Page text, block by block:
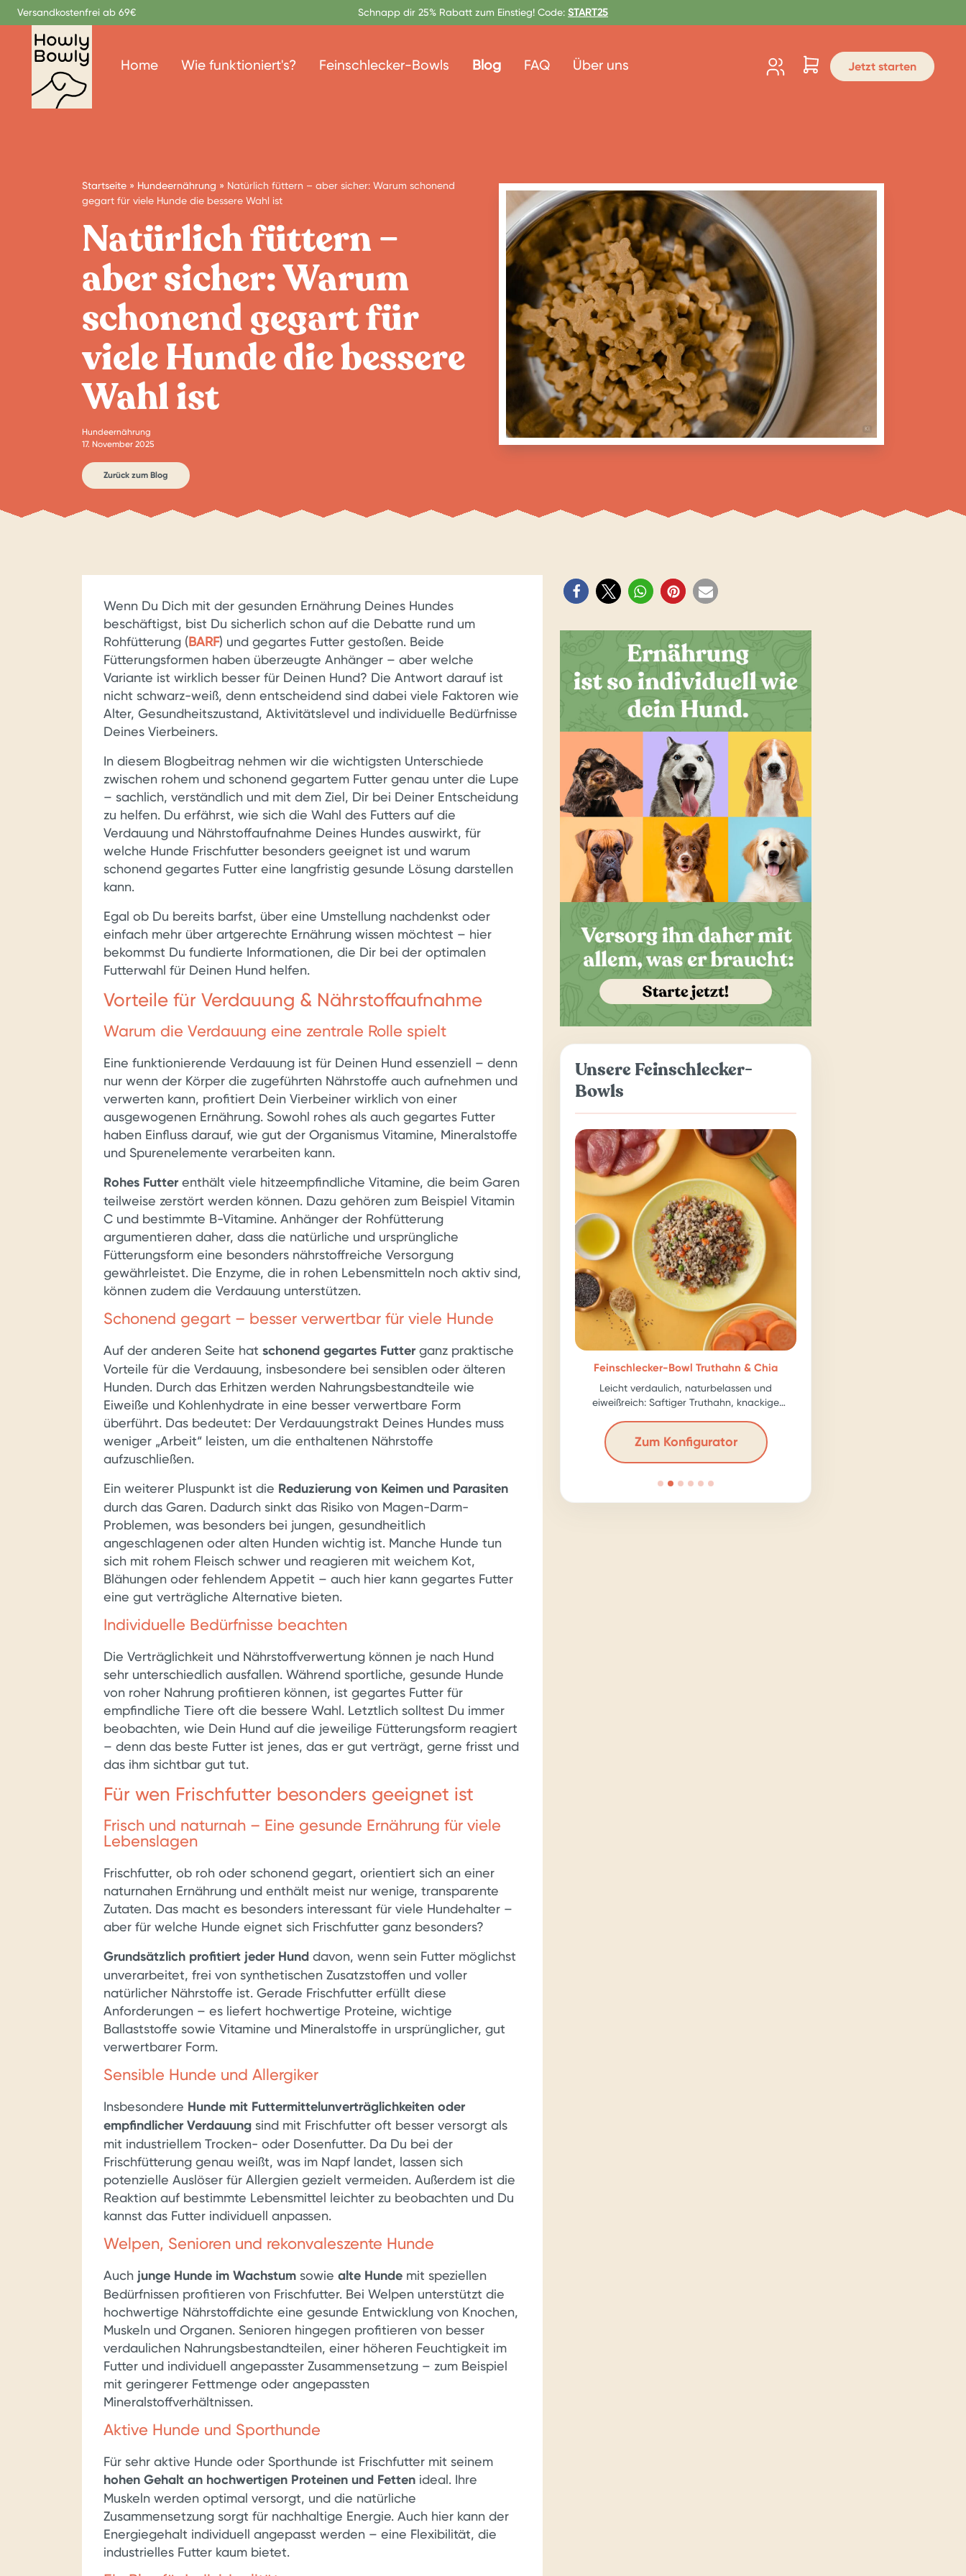
Zum Inhalt springen
Versandkostenfrei ab 69€ Schnapp dir 25% Rabatt zum Einstieg! Code: START25
Home Wie funktioniert's? Feinschlecker-Bowls Blog FAQ Über uns Jetzt starten
Startseite » Hundeernährung » Natürlich füttern – aber sicher: Warum schonend
gegart für viele Hunde die bessere Wahl ist
Natürlich füttern –
aber sicher: Warum
schonend gegart für
viele Hunde die bessere
Wahl ist
Hundeernährung
17. November 2025
Zurück zum Blog
KI
Wenn Du Dich mit der gesunden Ernährung Deines Hundes
beschäftigst, bist Du sicherlich schon auf die Debatte rund um
Rohfütterung (BARF) und gegartes Futter gestoßen. Beide
Fütterungsformen haben überzeugte Anhänger – aber welche
Variante ist wirklich besser für Deinen Hund? Die Antwort darauf ist
nicht schwarz-weiß, denn entscheidend sind dabei viele Faktoren wie
Alter, Gesundheitszustand, Aktivitätslevel und individuelle Bedürfnisse
Deines Vierbeiners.
In diesem Blogbeitrag nehmen wir die wichtigsten Unterschiede
zwischen rohem und schonend gegartem Futter genau unter die Lupe
– sachlich, verständlich und mit dem Ziel, Dir bei Deiner Entscheidung
zu helfen. Du erfährst, wie sich die Wahl des Futters auf die
Verdauung und Nährstoffaufnahme Deines Hundes auswirkt, für
welche Hunde Frischfutter besonders geeignet ist und warum
schonend gegartes Futter eine langfristig gesunde Lösung darstellen
kann.
Egal ob Du bereits barfst, über eine Umstellung nachdenkst oder
einfach mehr über artgerechte Ernährung wissen möchtest – hier
bekommst Du fundierte Informationen, die Dir bei der optimalen
Futterwahl für Deinen Hund helfen.
Vorteile für Verdauung & Nährstoffaufnahme
Warum die Verdauung eine zentrale Rolle spielt
Eine funktionierende Verdauung ist für Deinen Hund essenziell – denn
nur wenn der Körper die zugeführten Nährstoffe auch aufnehmen und
verwerten kann, profitiert Dein Vierbeiner wirklich von einer
ausgewogenen Ernährung. Sowohl rohes als auch gegartes Futter
haben Einfluss darauf, wie gut der Organismus Vitamine, Mineralstoffe
und Spurenelemente verarbeiten kann.
Rohes Futter enthält viele hitzeempfindliche Vitamine, die beim Garen
teilweise zerstört werden können. Dazu gehören zum Beispiel Vitamin
C und bestimmte B-Vitamine. Anhänger der Rohfütterung
argumentieren daher, dass die natürliche und ursprüngliche
Fütterungsform eine besonders nährstoffreiche Versorgung
gewährleistet. Die Enzyme, die in rohen Lebensmitteln noch aktiv sind,
können zudem die Verdauung unterstützen.
Schonend gegart – besser verwertbar für viele Hunde
Auf der anderen Seite hat schonend gegartes Futter ganz praktische
Vorteile für die Verdauung, insbesondere bei sensiblen oder älteren
Hunden. Durch das Erhitzen werden Nahrungsbestandteile wie
Eiweiße und Kohlenhydrate in eine besser verwertbare Form
überführt. Das bedeutet: Der Verdauungstrakt Deines Hundes muss
weniger „Arbeit“ leisten, um die enthaltenen Nährstoffe
aufzuschließen.
Ein weiterer Pluspunkt ist die Reduzierung von Keimen und Parasiten
durch das Garen. Dadurch sinkt das Risiko von Magen-Darm-
Problemen, was besonders bei jungen, gesundheitlich
angeschlagenen oder alten Hunden wichtig ist. Manche Hunde tun
sich mit rohem Fleisch schwer und reagieren mit weichem Kot,
Blähungen oder fehlendem Appetit – auch hier kann gegartes Futter
eine gut verträgliche Alternative bieten.
Individuelle Bedürfnisse beachten
Die Verträglichkeit und Nährstoffverwertung können je nach Hund
sehr unterschiedlich ausfallen. Während sportliche, gesunde Hunde
von roher Nahrung profitieren können, ist gegartes Futter für
empfindliche Tiere oft die bessere Wahl. Letztlich solltest Du immer
beobachten, wie Dein Hund auf die jeweilige Fütterungsform reagiert
– denn das beste Futter ist jenes, das er gut verträgt, gerne frisst und
das ihm sichtbar gut tut.
Für wen Frischfutter besonders geeignet ist
Frisch und naturnah – Eine gesunde Ernährung für viele
Lebenslagen
Frischfutter, ob roh oder schonend gegart, orientiert sich an einer
naturnahen Ernährung und enthält meist nur wenige, transparente
Zutaten. Das macht es besonders interessant für viele Hundehalter –
aber für welche Hunde eignet sich Frischfutter ganz besonders?
Grundsätzlich profitiert jeder Hund davon, wenn sein Futter möglichst
unverarbeitet, frei von synthetischen Zusatzstoffen und voller
natürlicher Nährstoffe ist. Gerade Frischfutter erfüllt diese
Anforderungen – es liefert hochwertige Proteine, wichtige
Ballaststoffe sowie Vitamine und Mineralstoffe in ursprünglicher, gut
verwertbarer Form.
Sensible Hunde und Allergiker
Insbesondere Hunde mit Futtermittelunverträglichkeiten oder
empfindlicher Verdauung sind mit Frischfutter oft besser versorgt als
mit industriellem Trocken- oder Dosenfutter. Da Du bei der
Frischfütterung genau weißt, was im Napf landet, lassen sich
potenzielle Auslöser für Allergien gezielt vermeiden. Außerdem ist die
Reaktion auf bestimmte Lebensmittel leichter zu beobachten und Du
kannst das Futter individuell anpassen.
Welpen, Senioren und rekonvaleszente Hunde
Auch junge Hunde im Wachstum sowie alte Hunde mit speziellen
Bedürfnissen profitieren von Frischfutter. Bei Welpen unterstützt die
hochwertige Nährstoffdichte eine gesunde Entwicklung von Knochen,
Muskeln und Organen. Senioren hingegen profitieren von besser
verdaulichen Nahrungsbestandteilen, einer höheren Feuchtigkeit im
Futter und individuell angepasster Zusammensetzung – zum Beispiel
mit geringerer Fettmenge oder angepassten
Mineralstoffverhältnissen.
Aktive Hunde und Sporthunde
Für sehr aktive Hunde oder Sporthunde ist Frischfutter mit seinem
hohen Gehalt an hochwertigen Proteinen und Fetten ideal. Ihre
Muskeln werden optimal versorgt, und die natürliche
Zusammensetzung sorgt für nachhaltige Energie. Auch hier kann der
Energiegehalt individuell angepasst werden – eine Flexibilität, die
industrielles Futter kaum bietet.
Unsere Feinschlecker-
Bowls
Feinschlecker-Bowl Truthahn & Chia
Leicht verdaulich, naturbelassen und
eiweißreich: Saftiger Truthahn, knackige
Zum Konfigurator